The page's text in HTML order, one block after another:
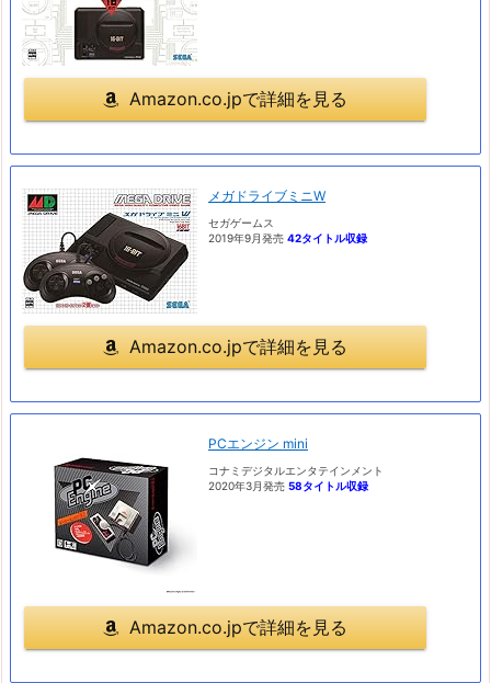
Amazon.co.jpで詳細を見る
メガドライブミニW
セガゲームス
2019年9月発売 42タイトル収録
Amazon.co.jpで詳細を見る
PCエンジン mini
コナミデジタルエンタテインメント
2020年3月発売 58タイトル収録
Amazon.co.jpで詳細を見る